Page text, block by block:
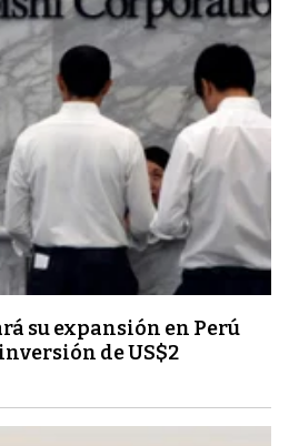
su expansión en Perú
de US$2